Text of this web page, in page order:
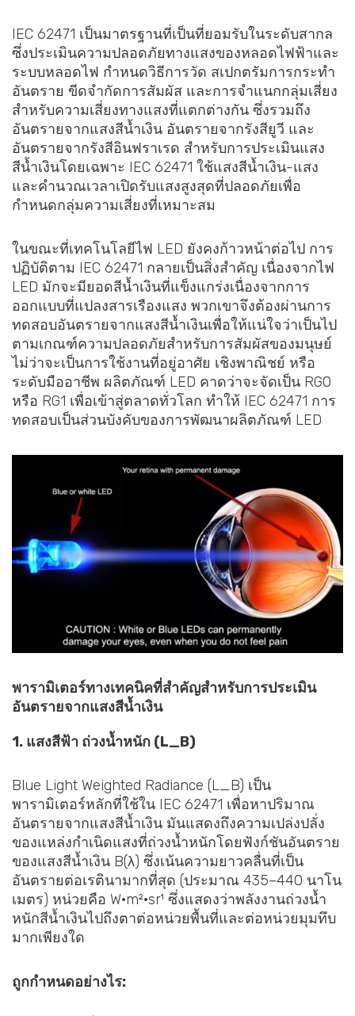
IEC 62471 เป็นมาตรฐานที่เป็นที่ยอมรับในระดับสากล
ซึ่งประเมินความปลอดภัยทางแสงของหลอดไฟฟ้าและ
ระบบหลอดไฟ กำหนดวิธีการวัด สเปกตรัมการกระทำ
อันตราย ขีดจำกัดการสัมผัส และการจำแนกกลุ่มเสี่ยง
สำหรับความเสี่ยงทางแสงที่แตกต่างกัน ซึ่งรวมถึง
อันตรายจากแสงสีน้ำเงิน อันตรายจากรังสียูวี และ
อันตรายจากรังสีอินฟราเรด สำหรับการประเมินแสง
สีน้ำเงินโดยเฉพาะ IEC 62471 ใช้แสงสีน้ำเงิน-แสง
และคำนวณเวลาเปิดรับแสงสูงสุดที่ปลอดภัยเพื่อ
กำหนดกลุ่มความเสี่ยงที่เหมาะสม
ในขณะที่เทคโนโลยีไฟ LED ยังคงก้าวหน้าต่อไป การ
ปฏิบัติตาม IEC 62471 กลายเป็นสิ่งสำคัญ เนื่องจากไฟ
LED มักจะมียอดสีน้ำเงินที่แข็งแกร่งเนื่องจากการ
ออกแบบที่แปลงสารเรืองแสง พวกเขาจึงต้องผ่านการ
ทดสอบอันตรายจากแสงสีน้ำเงินเพื่อให้แน่ใจว่าเป็นไป
ตามเกณฑ์ความปลอดภัยสำหรับการสัมผัสของมนุษย์
ไม่ว่าจะเป็นการใช้งานที่อยู่อาศัย เชิงพาณิชย์ หรือ
ระดับมืออาชีพ ผลิตภัณฑ์ LED คาดว่าจะจัดเป็น RG0
หรือ RG1 เพื่อเข้าสู่ตลาดทั่วโลก ทำให้ IEC 62471 การ
ทดสอบเป็นส่วนบังคับของการพัฒนาผลิตภัณฑ์ LED
พารามิเตอร์ทางเทคนิคที่สำคัญสำหรับการประเมิน
อันตรายจากแสงสีน้ำเงิน
1. แสงสีฟ้า ถ่วงน้ำหนัก (L_B)
Blue Light Weighted Radiance (L_B) เป็น
พารามิเตอร์หลักที่ใช้ใน IEC 62471 เพื่อหาปริมาณ
อันตรายจากแสงสีน้ำเงิน มันแสดงถึงความเปล่งปลั่ง
ของแหล่งกำเนิดแสงที่ถ่วงน้ำหนักโดยฟังก์ชันอันตราย
ของแสงสีน้ำเงิน B(λ) ซึ่งเน้นความยาวคลื่นที่เป็น
อันตรายต่อเรตินามากที่สุด (ประมาณ 435–440 นาโน
เมตร) หน่วยคือ W·m²·sr¹ ซึ่งแสดงว่าพลังงานถ่วงน้ำ
หนักสีน้ำเงินไปถึงตาต่อหน่วยพื้นที่และต่อหน่วยมุมทึบ
มากเพียงใด
ถูกกำหนดอย่างไร: